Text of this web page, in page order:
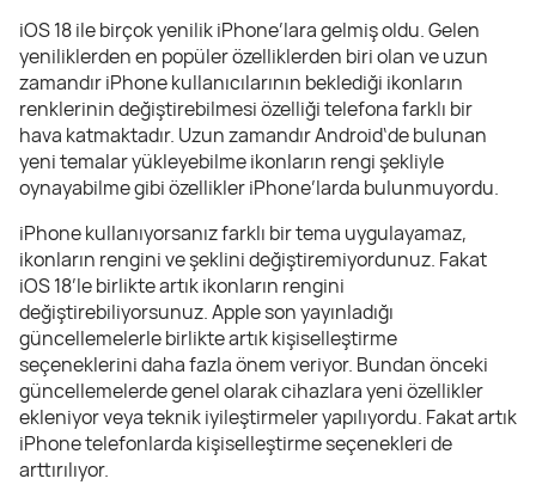
iOS 18 ile birçok yenilik iPhone’lara gelmiş oldu. Gelen
yeniliklerden en popüler özelliklerden biri olan ve uzun
zamandır iPhone kullanıcılarının beklediği ikonların
renklerinin değiştirebilmesi özelliği telefona farklı bir
hava katmaktadır. Uzun zamandır Android‘de bulunan
yeni temalar yükleyebilme ikonların rengi şekliyle
oynayabilme gibi özellikler iPhone’larda bulunmuyordu.
iPhone kullanıyorsanız farklı bir tema uygulayamaz,
ikonların rengini ve şeklini değiştiremiyordunuz. Fakat
iOS 18’le birlikte artık ikonların rengini
değiştirebiliyorsunuz. Apple son yayınladığı
güncellemelerle birlikte artık kişiselleştirme
seçeneklerini daha fazla önem veriyor. Bundan önceki
güncellemelerde genel olarak cihazlara yeni özellikler
ekleniyor veya teknik iyileştirmeler yapılıyordu. Fakat artık
iPhone telefonlarda kişiselleştirme seçenekleri de
arttırılıyor.